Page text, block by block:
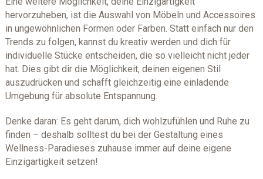
hervorzuheben, ist die Auswahl von Möbeln und Accessoires
in ungewöhnlichen Formen oder Farben. Statt einfach nur den
Trends zu folgen, kannst du kreativ werden und dich für
individuelle Stücke entscheiden, die so vielleicht nicht jeder
hat. Dies gibt dir die Möglichkeit, deinen eigenen Stil
auszudrücken und schafft gleichzeitig eine einladende
Umgebung für absolute Entspannung.
Denke daran: Es geht darum, dich wohlzufühlen und Ruhe zu
finden – deshalb solltest du bei der Gestaltung eines
Wellness-Paradieses zuhause immer auf deine eigene
Einzigartigkeit setzen!